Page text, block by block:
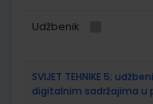
Udžbenik
SVIJET TEHNIKE 5;
digitalnim sadržajima u